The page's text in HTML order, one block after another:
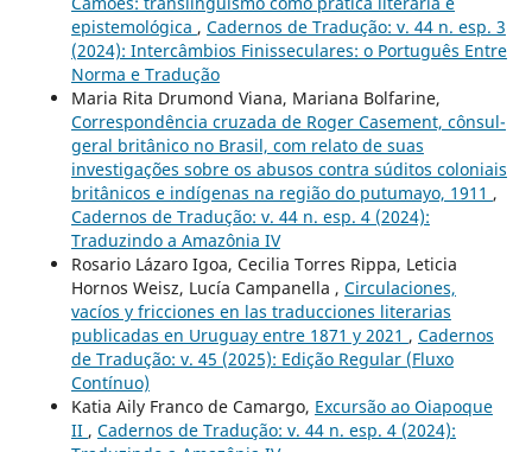
epistemológica , Cadernos de Tradução: v. 44 n. esp. 3
(2024): Intercâmbios Finisseculares: o Português Entre
Norma e Tradução
Maria Rita Drumond Viana, Mariana Bolfarine,
Correspondência cruzada de Roger Casement, cônsul-
geral britânico no Brasil, com relato de suas
investigações sobre os abusos contra súditos coloniais
britânicos e indígenas na região do putumayo, 1911 ,
Cadernos de Tradução: v. 44 n. esp. 4 (2024):
Traduzindo a Amazônia IV
Rosario Lázaro Igoa, Cecilia Torres Rippa, Leticia
Hornos Weisz, Lucía Campanella , Circulaciones,
vacíos y fricciones en las traducciones literarias
publicadas en Uruguay entre 1871 y 2021 , Cadernos
de Tradução: v. 45 (2025): Edição Regular (Fluxo
Contínuo)
Katia Aily Franco de Camargo, Excursão ao Oiapoque
II , Cadernos de Tradução: v. 44 n. esp. 4 (2024):